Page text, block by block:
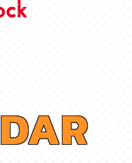
DAR